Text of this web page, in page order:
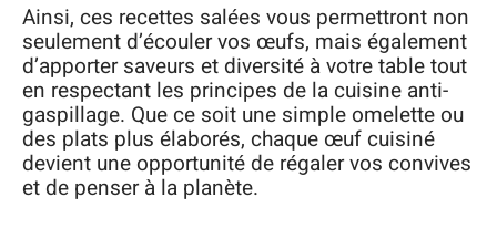
Ainsi, ces recettes salées vous permettront non
seulement d’écouler vos œufs, mais également
d’apporter saveurs et diversité à votre table tout
en respectant les principes de la cuisine anti-
gaspillage. Que ce soit une simple omelette ou
des plats plus élaborés, chaque œuf cuisiné
devient une opportunité de régaler vos convives
et de penser à la planète.